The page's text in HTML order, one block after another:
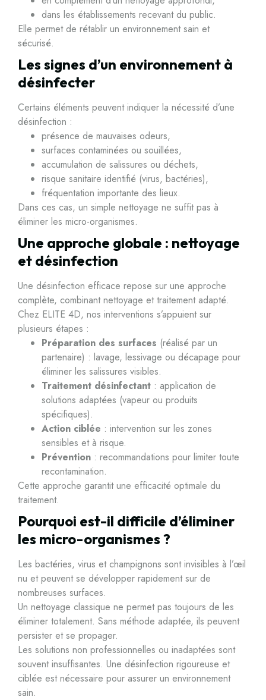
dans les établissements recevant du public.
Elle permet de rétablir un environnement sain et
sécurisé.
Les signes d’un environnement à
désinfecter
Certains éléments peuvent indiquer la nécessité d’une
désinfection :
présence de mauvaises odeurs,
surfaces contaminées ou souillées,
accumulation de salissures ou déchets,
risque sanitaire identifié (virus, bactéries),
fréquentation importante des lieux.
Dans ces cas, un simple nettoyage ne suffit pas à
éliminer les micro-organismes.
Une approche globale : nettoyage
et désinfection
Une désinfection efficace repose sur une approche
complète, combinant nettoyage et traitement adapté.
Chez ELITE 4D, nos interventions s’appuient sur
plusieurs étapes :
Préparation des surfaces (réalisé par un
partenaire) : lavage, lessivage ou décapage pour
éliminer les salissures visibles.
Traitement désinfectant : application de
solutions adaptées (vapeur ou produits
spécifiques).
Action ciblée : intervention sur les zones
sensibles et à risque.
Prévention : recommandations pour limiter toute
recontamination.
Cette approche garantit une efficacité optimale du
traitement.
Pourquoi est-il difficile d’éliminer
les micro-organismes ?
Les bactéries, virus et champignons sont invisibles à l’œil
nu et peuvent se développer rapidement sur de
nombreuses surfaces.
Un nettoyage classique ne permet pas toujours de les
éliminer totalement. Sans méthode adaptée, ils peuvent
persister et se propager.
Les solutions non professionnelles ou inadaptées sont
souvent insuffisantes. Une désinfection rigoureuse et
ciblée est nécessaire pour assurer un environnement
sain.